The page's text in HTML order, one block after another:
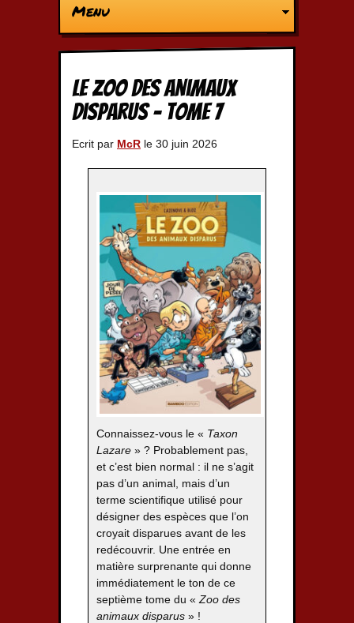
Menu
Le Zoo des animaux
disparus – Tome 7
Ecrit par McR le 30 juin 2026
Connaissez-vous le « Taxon
Lazare » ? Probablement pas,
et c’est bien normal : il ne s’agit
pas d’un animal, mais d’un
terme scientifique utilisé pour
désigner des espèces que l’on
croyait disparues avant de les
redécouvrir. Une entrée en
matière surprenante qui donne
immédiatement le ton de ce
septième tome du « Zoo des
animaux disparus » !